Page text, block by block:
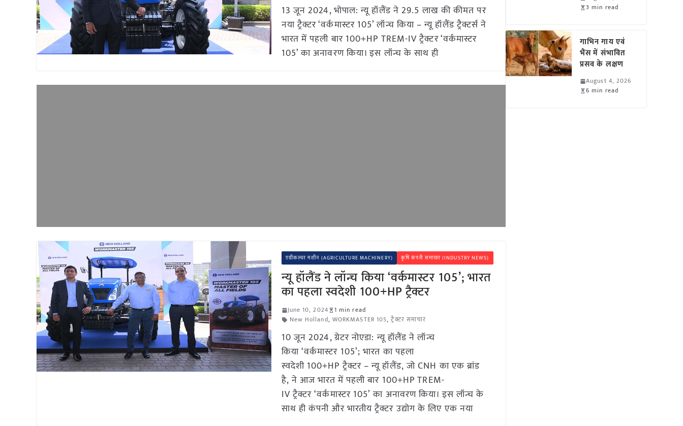
13 जून 2024, भोपाल: न्यू हॉलैंड ने 29.5 लाख की कीमत पर
नया ट्रैक्टर ‘वर्कमास्टर 105’ लॉन्च किया – न्यू हॉलैंड ट्रैक्टर्स ने
भारत में पहली बार 100+HP TREM-IV ट्रैक्टर ‘वर्कमास्टर
105’ का अनावरण किया। इस लॉन्च के साथ ही
एग्रीकल्चर मशीन (AGRICULTURE MACHINERY) कृषि कंपनी समाचार (INDUSTRY NEWS)
न्यू हॉलैंड ने लॉन्च किया ‘वर्कमास्टर 105’; भारत
का पहला स्वदेशी 100+HP ट्रैक्टर
June 10, 2024
1 min read
New Holland, WORKMASTER 105,ट्रैक्टर समाचार
10 जून 2024, ग्रेटर नोएडा: न्यू हॉलैंड ने लॉन्च
किया ‘वर्कमास्टर 105’; भारत का पहला
स्वदेशी 100+HP ट्रैक्टर – न्यू हॉलैंड, जो CNH का एक ब्रांड
है, ने आज भारत में पहली बार 100+HP TREM-
IV ट्रैक्टर ‘वर्कमास्टर 105’ का अनावरण किया। इस लॉन्च के
साथ ही कंपनी और भारतीय ट्रैक्टर उद्योग के लिए एक नया
3 min read
गाभिन गाय एवं
भैंस में संभावित
प्रसव के लक्षण
August 4, 2026
6 min read